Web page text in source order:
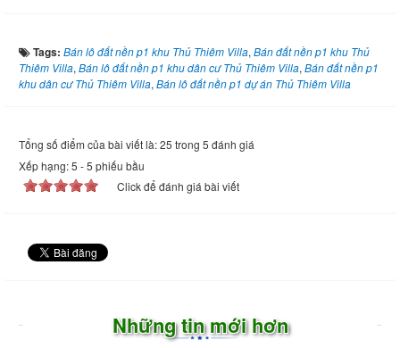
Tags: Bán lô đất nền p1 khu Thủ Thiêm Villa, Bán đất nền p1 khu Thủ
Thiêm Villa, Bán lô đất nền p1 khu dân cư Thủ Thiêm Villa, Bán đất nền p1
khu dân cư Thủ Thiêm Villa, Bán lô đất nền p1 dự án Thủ Thiêm Villa
Tổng số điểm của bài viết là: 25 trong 5 đánh giá
Xếp hạng:5 -5 phiếu bầu
Click để đánh giá bài viết
Những tin mới hơn